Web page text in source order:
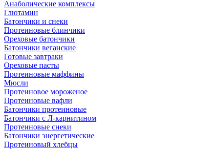
Анаболические комплексы
Глютамин
Батончики и снеки
Протеиновые блинчики
Ореховые батончики
Батончики веганские
Готовые завтраки
Ореховые пасты
Протеиновые маффины
Мюсли
Протеиновое мороженое
Протеиновые вафли
Батончики протеиновые
Батончики с Л-карнитином
Протеиновые снеки
Батончики энергетические
Протеиновый хлебцы